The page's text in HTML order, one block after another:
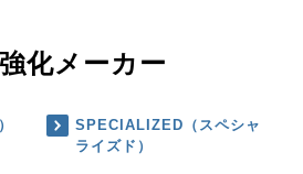
化メーカー
SPECIALIZED（スペシャ
ライズド）